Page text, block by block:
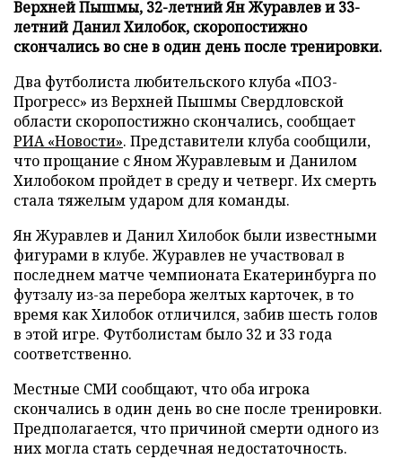
Верхней Пышмы, 32-летний Ян Журавлев и 33-
летний Данил Хилобок, скоропостижно
скончались во сне в один день после тренировки.
Два футболиста любительского клуба «ПОЗ-
Прогресс» из Верхней Пышмы Свердловской
области скоропостижно скончались, сообщает
РИА «Новости». Представители клуба сообщили,
что прощание с Яном Журавлевым и Данилом
Хилобоком пройдет в среду и четверг. Их смерть
стала тяжелым ударом для команды.
Ян Журавлев и Данил Хилобок были известными
фигурами в клубе. Журавлев не участвовал в
последнем матче чемпионата Екатеринбурга по
футзалу из-за перебора желтых карточек, в то
время как Хилобок отличился, забив шесть голов
в этой игре. Футболистам было 32 и 33 года
соответственно.
Местные СМИ сообщают, что оба игрока
скончались в один день во сне после тренировки.
Предполагается, что причиной смерти одного из
них могла стать сердечная недостаточность.